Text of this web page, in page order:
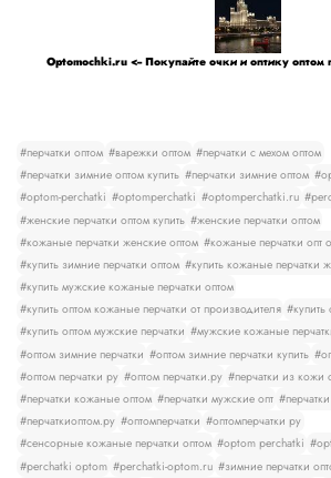
Optomochki.ru <-- Покупайте очки и оптику
#перчатки оптом #варежки оптом #перчатки с мехом оптом
#перчатки зимние оптом купить #перчатки зимние оптом
#optom-perchatki #optomperchatki #optomperchatki.ru
#женские перчатки оптом купить #женские перчатки оптом
#кожаные перчатки женские оптом #кожаные перчатки опт
#купить зимние перчатки оптом #купить кожаные перчатки
#купить мужские кожаные перчатки оптом
#купить оптом кожаные перчатки от производителя #купить
#купить оптом мужские перчатки #мужские кожаные
#оптом зимние перчатки #оптом зимние перчатки купить
#оптом перчатки ру #оптом перчатки.ру #перчатки из кожи
#перчатки кожаные оптом #перчатки мужские опт
#перчаткиоптом.ру #оптомперчатки #оптомперчатки ру
#сенсорные кожаные перчатки оптом #optom perchatki
#perchatki optom #perchatki-optom.ru #зимние перчатки